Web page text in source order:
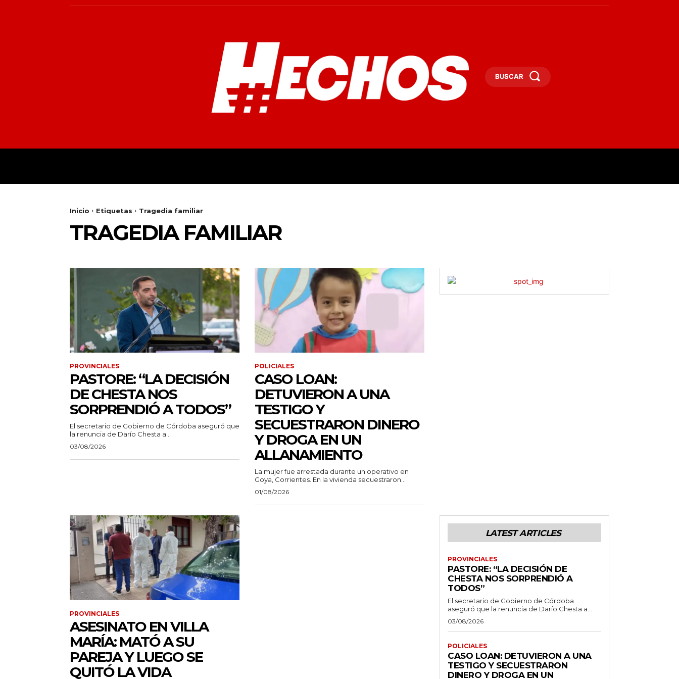
BUSCAR
Inicio Etiquetas Tragedia familiar
TRAGEDIA FAMILIAR
PROVINCIALES
PASTORE: “LA DECISIÓN
DE CHESTA NOS
SORPRENDIÓ A TODOS”
El secretario de Gobierno de Córdoba aseguró que
la renuncia de Darío Chesta a...
03/08/2026
POLICIALES
CASO LOAN:
DETUVIERON A UNA
TESTIGO Y
SECUESTRARON DINERO
Y DROGA EN UN
ALLANAMIENTO
La mujer fue arrestada durante un operativo en
Goya, Corrientes. En la vivienda secuestraron...
01/08/2026
PROVINCIALES
ASESINATO EN VILLA
MARÍA: MATÓ A SU
PAREJA Y LUEGO SE
QUITÓ LA VIDA
LATEST ARTICLES
PROVINCIALES
PASTORE: “LA DECISIÓN DE
CHESTA NOS SORPRENDIÓ A
TODOS”
El secretario de Gobierno de Córdoba
aseguró que la renuncia de Darío Chesta a...
03/08/2026
POLICIALES
CASO LOAN: DETUVIERON A UNA
TESTIGO Y SECUESTRARON
DINERO Y DROGA EN UN